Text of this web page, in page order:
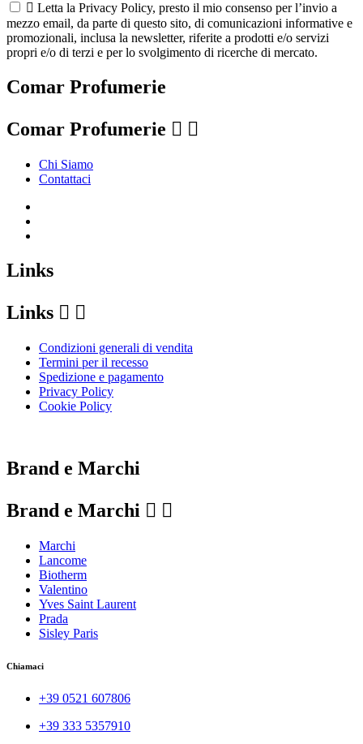
 Letta la Privacy Policy, presto il mio consenso per l’invio a
mezzo email, da parte di questo sito, di comunicazioni informative e
promozionali, inclusa la newsletter, riferite a prodotti e/o servizi
propri e/o di terzi e per lo svolgimento di ricerche di mercato.
Comar Profumerie
Comar Profumerie  
Chi Siamo
Contattaci
Links
Links  
Condizioni generali di vendita
Termini per il recesso
Spedizione e pagamento
Privacy Policy
Cookie Policy
Brand e Marchi
Brand e Marchi  
Marchi
Lancome
Biotherm
Valentino
Yves Saint Laurent
Prada
Sisley Paris
Chiamaci
+39 0521 607806
+39 333 5357910